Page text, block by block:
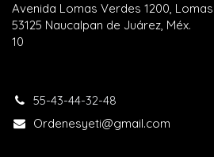
Avenida Lomas Verdes 1200,
53125 Naucalpan de
10
55-43-44-32-48​
Ordenesyeti@gmail.com